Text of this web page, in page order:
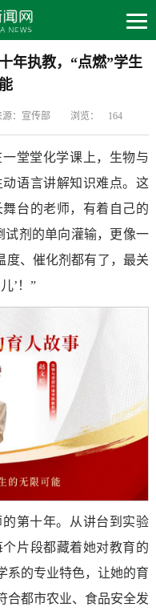
年执教，“点燃”学生
源：宣传部 浏览： 164
堂堂化学课上，生物与
语言讲解知识难点。这
台的老师，有着自己的
试剂的单向灌输，更像一
度、催化剂都有了，最关
’！”
第十年。从讲台到实验
片段都藏着她对教育的
系的专业特色，让她的育
合都市农业、食品安全发